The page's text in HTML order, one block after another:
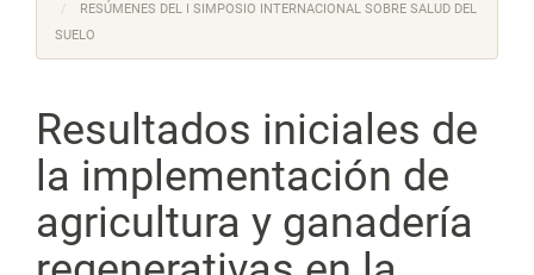
RESÚMENES DEL I SIMPOSIO INTERNACIONAL SOBRE SALUD DEL
SUELO
Resultados iniciales de
la implementación de
agricultura y ganadería